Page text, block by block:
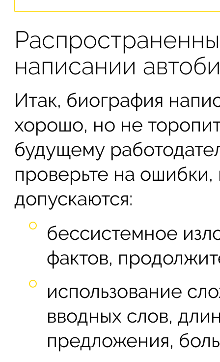
написании
Итак, биография
хорошо, но не
будущему
проверьте на
допускаются:
бессистемное
фактов,
использование
вводных слов,
предложения,